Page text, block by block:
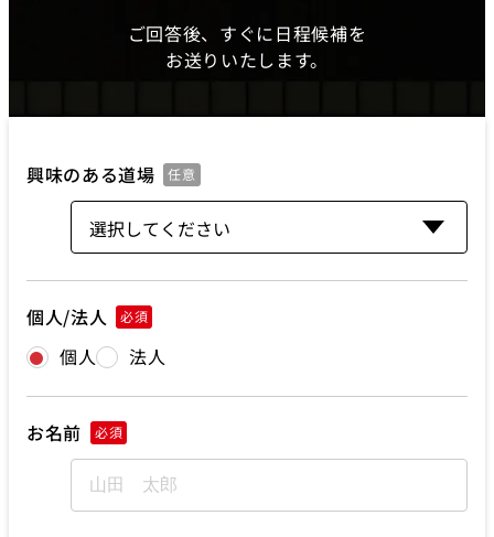
ご回答後、すぐに日程候補を
お送りいたします。
興味のある道場 任意
個人/法人 必須
個人 法人
お名前 必須